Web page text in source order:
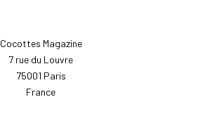
Cocottes Magazine
7 rue du Louvre
75001 Paris
France